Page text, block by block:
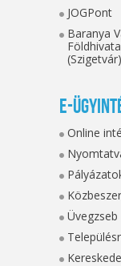
JOGPont
Baranya
(Szigetvár)
E-
Online
Üvegzseb